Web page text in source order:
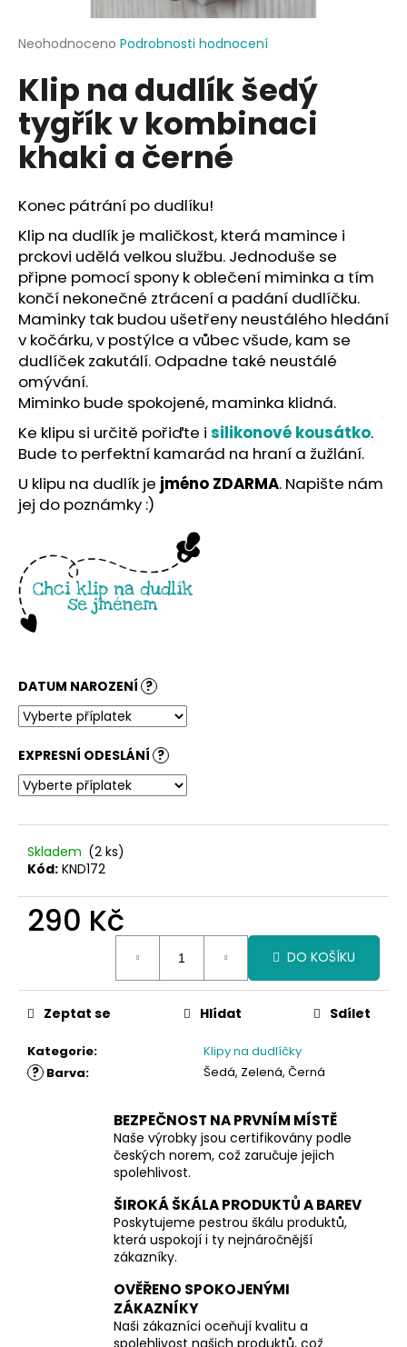
Průměrné
produktu
je
0,0
z
5
hvězdiček.
Neohodnoceno Podrobnosti hodnocení
Klip na dudlík šedý
tygřík v kombinaci
khaki a černé
Konec pátrání po dudlíku!
Klip na dudlík je maličkost, která mamince i
prckovi udělá velkou službu. Jednoduše se
připne pomocí spony k oblečení miminka a tím
končí nekonečné ztrácení a padání dudlíčku.
Maminky tak budou ušetřeny neustálého hledání
v kočárku, v postýlce a vůbec všude, kam se
dudlíček zakutálí. Odpadne také neustálé
omývání.
Miminko bude spokojené, maminka klidná.
Ke klipu si určitě pořiďte i silikonové kousátko.
Bude to perfektní kamarád na hraní a žužlání.
U klipu na dudlík je jméno ZDARMA. Napište nám
jej do poznámky :)
DATUM NAROZENÍ ?
EXPRESNÍ ODESLÁNÍ ?
Skladem (2 ks)
Kód: KND172
290 Kč
DO KOŠÍKU
Kategorie: Klipy na dudlíčky
? Barva: Šedá, Zelená, Černá
Zeptat se Hlídat Sdílet
BEZPEČNOST NA PRVNÍM MÍSTĚ
Naše výrobky jsou certifikovány podle
českých norem, což zaručuje jejich
spolehlivost.
ŠIROKÁ ŠKÁLA PRODUKTŮ A BAREV
Poskytujeme pestrou škálu produktů,
která uspokojí i ty nejnáročnější
zákazníky.
OVĚŘENO SPOKOJENÝMI
ZÁKAZNÍKY
Naši zákazníci oceňují kvalitu a
spolehlivost našich produktů, což
j
t
?
HLEDAT
D
o
p
o
r
u
č
u
j
m
e